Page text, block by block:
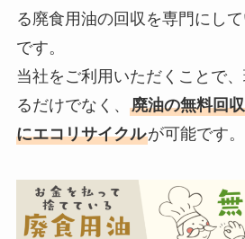
る廃食用油の回収を専門にし
です。
当社をご利用いただくことで
るだけでなく、 廃油の無料回
にエコリサイクルが可能です。